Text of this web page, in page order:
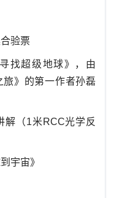
验票
找超级地球》，由
旅》的第一作者孙磊
解（1米RCC光学反
宇宙》